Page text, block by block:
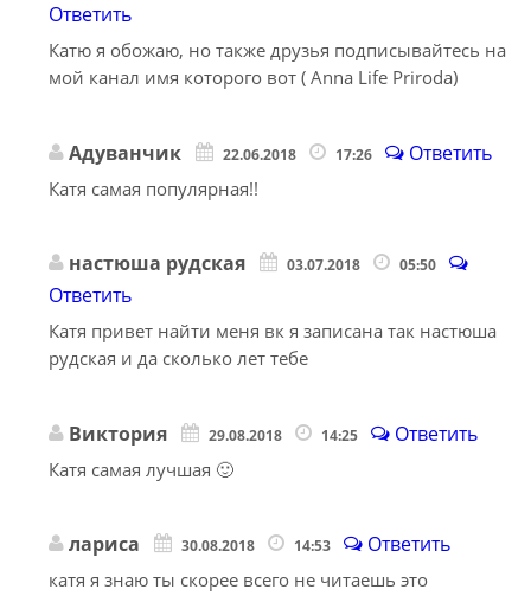
Ответить
Катю я обожаю, но также друзья подписывайтесь на
мой канал имя которого вот ( Anna Life Priroda)
Адуванчик 22.06.2018 17:26 Ответить
Катя самая популярная!!
настюша рудская 03.07.2018 05:50
Ответить
Катя привет найти меня вк я записана так настюша
рудская и да сколько лет тебе
Виктория 29.08.2018 14:25 Ответить
Катя самая лучшая 🙂
лариса 30.08.2018 14:53 Ответить
катя я знаю ты скорее всего не читаешь это